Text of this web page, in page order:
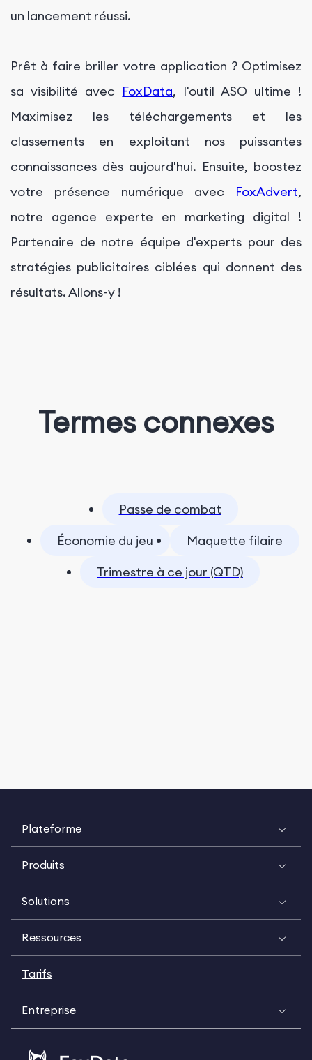
un lancement réussi.
Prêt à faire briller votre application ? Optimisez
sa visibilité avec FoxData, l'outil ASO ultime !
Maximisez les téléchargements et les
classements en exploitant nos puissantes
connaissances dès aujourd'hui. Ensuite, boostez
votre présence numérique avec FoxAdvert,
notre agence experte en marketing digital !
Partenaire de notre équipe d'experts pour des
stratégies publicitaires ciblées qui donnent des
résultats. Allons-y !
Termes connexes
Passe de combat
Économie du jeu
Maquette filaire
Trimestre à ce jour (QTD)
Plateforme
Produits
Solutions
Ressources
Tarifs
Entreprise